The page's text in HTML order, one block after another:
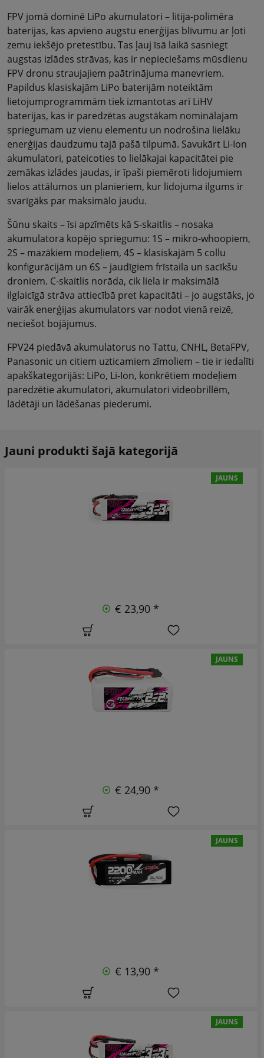
FPV jomā dominē LiPo akumulatori – litija-polimēra
baterijas, kas apvieno augstu enerģijas blīvumu ar ļoti
zemu iekšējo pretestību. Tas ļauj īsā laikā sasniegt
augstas izlādes strāvas, kas ir nepieciešams mūsdienu
FPV dronu straujajiem paātrinājuma manevriem.
Papildus klasiskajām LiPo baterijām noteiktām
lietojumprogrammām tiek izmantotas arī LiHV
baterijas, kas ir paredzētas augstākam nominālajam
spriegumam uz vienu elementu un nodrošina lielāku
enerģijas daudzumu tajā pašā tilpumā. Savukārt Li-Ion
akumulatori, pateicoties to lielākajai kapacitātei pie
zemākas izlādes jaudas, ir īpaši piemēroti lidojumiem
lielos attālumos un planieriem, kur lidojuma ilgums ir
svarīgāks par maksimālo jaudu.
Šūnu skaits – īsi apzīmēts kā S-skaitlis – nosaka
akumulatora kopējo spriegumu: 1S – mikro-whoopiem,
2S – mazākiem modeļiem, 4S – klasiskajām 5 collu
konfigurācijām un 6S – jaudīgiem frīstaila un sacīkšu
droniem. C-skaitlis norāda, cik liela ir maksimālā
ilglaicīgā strāva attiecībā pret kapacitāti – jo augstāks, jo
vairāk enerģijas akumulators var nodot vienā reizē,
neciešot bojājumus.
FPV24 piedāvā akumulatorus no Tattu, CNHL, BetaFPV,
Panasonic un citiem uzticamiem zīmoliem – tie ir iedalīti
apakškategorijās: LiPo, Li-Ion, konkrētiem modeļiem
paredzētie akumulatori, akumulatori videobrillēm,
lādētāji un lādēšanas piederumi.
Jauni produkti šajā kategorijā
JAUNS
€ 23,90 *
JAUNS
€ 24,90 *
JAUNS
€ 13,90 *
JAUNS